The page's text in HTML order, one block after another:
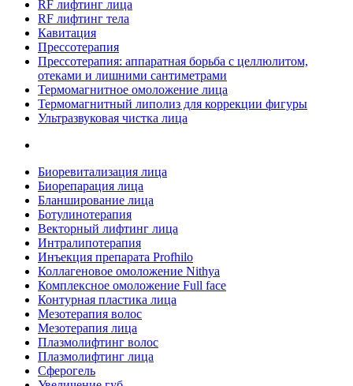
RF лифтинг лица
RF лифтинг тела
Кавитация
Прессотерапия
Прессотерапия: аппаратная борьба с целлюлитом,
отеками и лишними сантиметрами
Термомагнитное омоложение лица
Термомагнитный липолиз для коррекции фигуры
Ультразвуковая чистка лица
Биоревитализация лица
Биорепарация лица
Бланширование лица
Ботулинотерапия
Векторный лифтинг лица
Интралипотерапия
Инъекция препарата Profhilo
Коллагеновое омоложение Nithya
Комплексное омоложение Full face
Контурная пластика лица
Мезотерапия волос
Мезотерапия лица
Плазмолифтинг волос
Плазмолифтинг лица
Сферогель